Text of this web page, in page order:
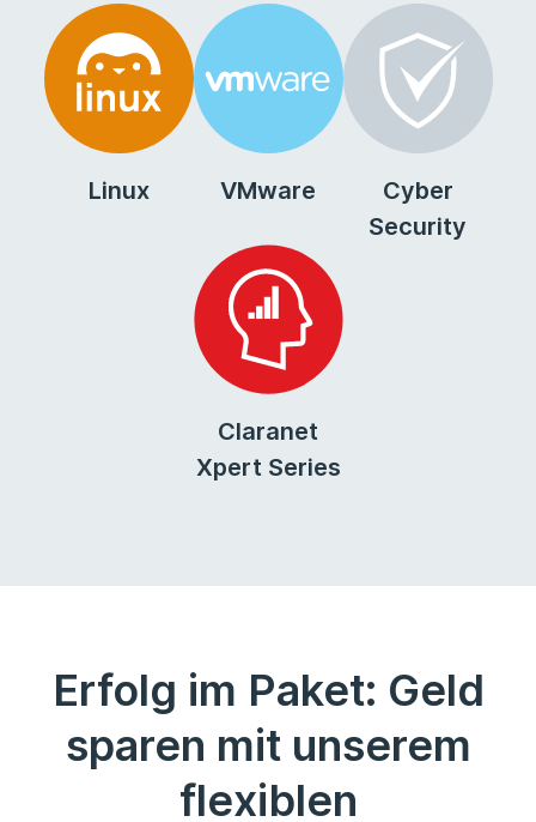
Linux VMware
Cyber
Security
Claranet
Xpert Series
Erfolg im Paket: Geld
sparen mit unserem
flexiblen